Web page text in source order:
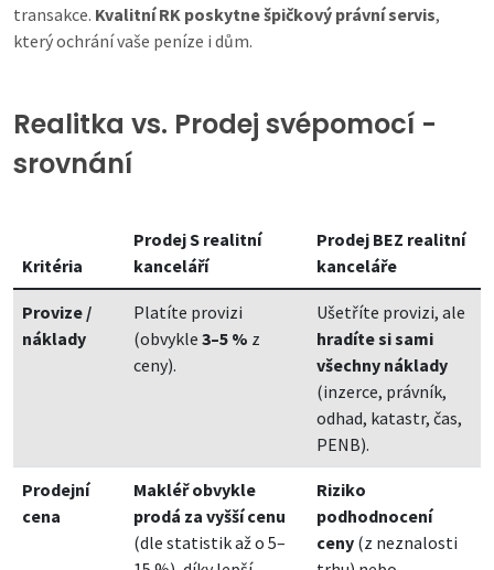
transakce. Kvalitní RK poskytne špičkový právní servis,
který ochrání vaše peníze i dům.
Realitka vs. Prodej svépomocí -
srovnání
Kritéria
Prodej S realitní
kanceláří
Prodej BEZ realitní
kanceláře
Provize /
náklady
Platíte provizi
(obvykle 3–5 % z
ceny).
Ušetříte provizi, ale
hradíte si sami
všechny náklady
(inzerce, právník,
odhad, katastr, čas,
PENB).
Prodejní
cena
Makléř obvykle
prodá za vyšší cenu
(dle statistik až o 5–
Riziko
podhodnocení
ceny (z neznalosti